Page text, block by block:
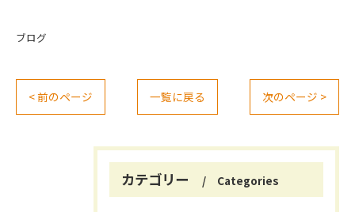
ブログ
< 前のページ 一覧に戻る 次のページ >
カテゴリー Categories